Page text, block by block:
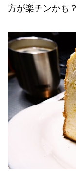
方が楽チンかも？